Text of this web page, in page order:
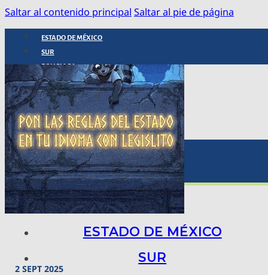
Saltar al contenido principal Saltar al pie de página
ESTADO DE MÉXICO
SUR
POLICIACA
NACIONAL
INTERNACIONAL
ARTE, CIENCIA Y TECNOLOGÍA
COLUMNAS
BAJO LA LUPA
RASTROS Y ROSTROS
VÍNCULOS ANIMALES
ESTADO DE MÉXICO
SUR
2 SEPT 2025